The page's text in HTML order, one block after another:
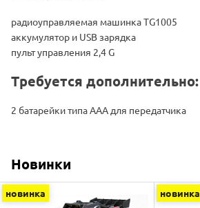
радиоуправляемая машинка TG1005
аккумулятор и USB зарядка
пульт управления 2,4 G
Требуется дополнительно:
2 батарейки типа AAA для передатчика
Новинки
новинка новинка